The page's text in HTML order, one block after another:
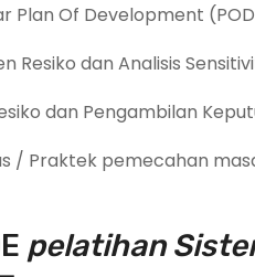
Plan Of Development
Resiko dan Analisis
dan Pengambilan
/ Praktek pemecahan
pelatihan